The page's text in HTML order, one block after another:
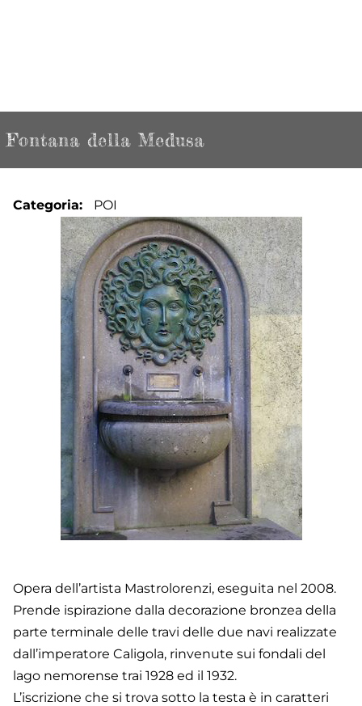
Fontana della Medusa
Categoria POI
Opera dell’artista Mastrolorenzi, eseguita nel 2008.
Prende ispirazione dalla decorazione bronzea della
parte terminale delle travi delle due navi realizzate
dall’imperatore Caligola, rinvenute sui fondali del
lago nemorense trai 1928 ed il 1932.
L’iscrizione che si trova sotto la testa è in caratteri